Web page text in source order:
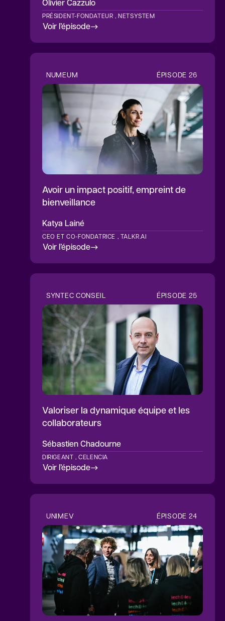
OlivierCazzulo
PRÉSIDENT-FONDATEUR , NETSYSTEM
Voir l’épisode
NUMEUM ÉPISODE 26
Avoir un impact positif, empreint de
bienveillance
Katya Lainé
CEO ET CO-FONDATRICE , TALKR.AI
Voir l’épisode
SYNTEC CONSEIL ÉPISODE 25
Valoriser la dynamique équipe et les
collaborateurs
SébastienChadourne
DIRIGEANT , CELENCIA
Voir l’épisode
UNIMEV ÉPISODE 24